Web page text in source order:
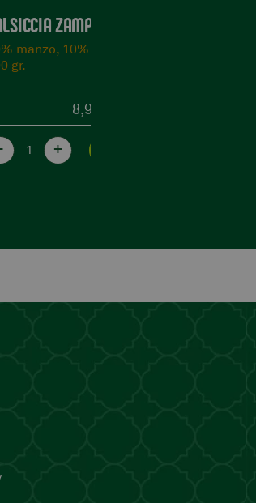
DI MAIALE NOSTRANO
povero ma molto saporito.
gr.
8,90
Vedi prodotto